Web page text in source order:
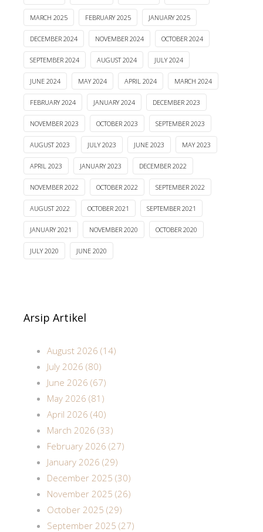
MARCH 2025 FEBRUARY 2025 JANUARY 2025
DECEMBER 2024 NOVEMBER 2024 OCTOBER 2024
SEPTEMBER 2024 AUGUST 2024 JULY 2024
JUNE 2024 MAY 2024 APRIL 2024 MARCH 2024
FEBRUARY 2024 JANUARY 2024 DECEMBER 2023
NOVEMBER 2023 OCTOBER 2023 SEPTEMBER 2023
AUGUST 2023 JULY 2023 JUNE 2023 MAY 2023
APRIL 2023 JANUARY 2023 DECEMBER 2022
NOVEMBER 2022 OCTOBER 2022 SEPTEMBER 2022
AUGUST 2022 OCTOBER 2021 SEPTEMBER 2021
JANUARY 2021 NOVEMBER 2020 OCTOBER 2020
JULY 2020 JUNE 2020
Arsip Artikel
August 2026 (14)
July 2026 (80)
June 2026 (67)
May 2026 (81)
April 2026 (40)
March 2026 (33)
February 2026 (27)
January 2026 (29)
December 2025 (30)
November 2025 (26)
October 2025 (29)
September 2025 (27)